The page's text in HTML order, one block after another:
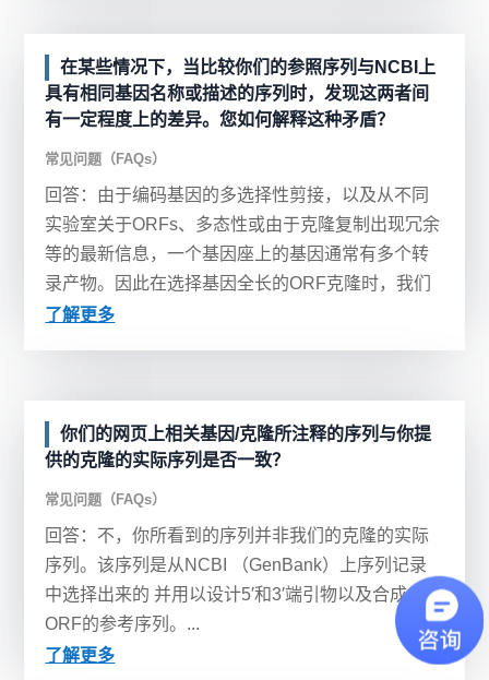
在某些情况下，当比较你们的参照序列与NCBI上
具有相同基因名称或描述的序列时，发现这两者间
有一定程度上的差异。您如何解释这种矛盾？
常见问题（FAQs）
回答：由于编码基因的多选择性剪接，以及从不同
实验室关于ORFs、多态性或由于克隆复制出现冗余
等的最新信息，一个基因座上的基因通常有多个转
录产物。因此在选择基因全长的ORF克隆时，我们
尽量选择每个基因座上最有代表性的转录本，这个
了解更多
你们的网页上相关基因/克隆所注释的序列与你提
供的克隆的实际序列是否一致？
常见问题（FAQs）
回答：不，你所看到的序列并非我们的克隆的实际
序列。该序列是从NCBI （GenBank）上序列记录
中选择出来的 并用以设计5′和3′端引物以及合成全长
ORF的参考序列。...
了解更多